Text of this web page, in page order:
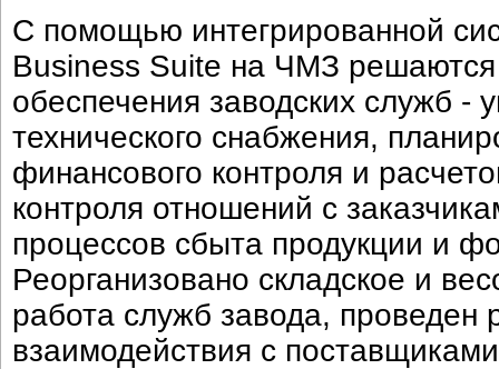
С помощью интегрированной
Business Suite на ЧМЗ
обеспечения заводских служб -
технического снабжения,
финансового контроля и
контроля отношений с
процессов сбыта продукции и
Реорганизовано складское и
работа служб завода, проведен
взаимодействия с